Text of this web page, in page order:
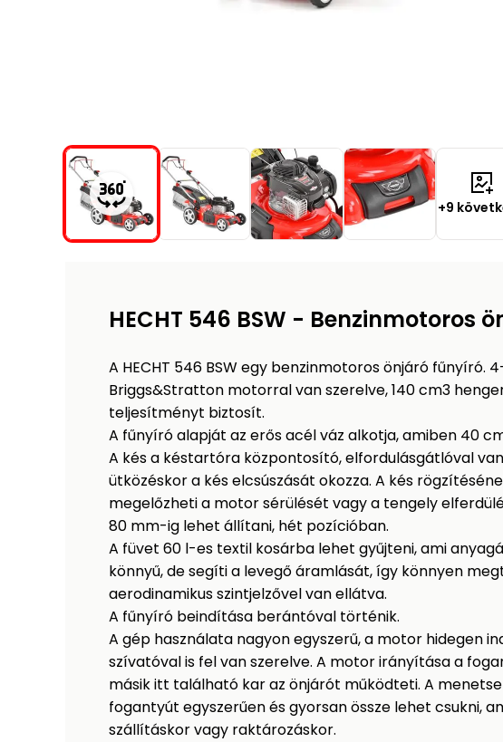
+9
HECHT 546 BSW - Benzinmotoros
A HECHT 546 BSW egy benzinmotoros önjáró fűnyíró.
Briggs&Stratton motorral van szerelve, 140 cm3
teljesítményt biztosít.
A fűnyíró alapját az erős acél váz alkotja, amiben 40
A kés a késtartóra központosító, elfordulásgátlóval
ütközéskor a kés elcsúszását okozza. A kés
megelőzheti a motor sérülését vagy a tengely
80 mm-ig lehet állítani, hét pozícióban.
A füvet 60 l-es textil kosárba lehet gyűjteni, ami
könnyű, de segíti a levegő áramlását, így könnyen
aerodinamikus szintjelzővel van ellátva.
A fűnyíró beindítása berántóval történik.
A gép használata nagyon egyszerű, a motor hidegen
szívatóval is fel van szerelve. A motor irányítása a
másik itt található kar az önjárót működteti. A
fogantyút egyszerűen és gyorsan össze lehet csukni,
szállításkor vagy raktározáskor.